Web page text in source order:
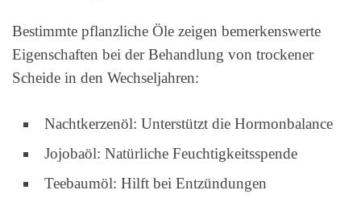
Bestimmte pflanzliche Öle zeigen bemerkenswerte
Eigenschaften bei der Behandlung von trockener
Scheide in den Wechseljahren:
Nachtkerzenöl: Unterstützt die Hormonbalance
Jojobaöl: Natürliche Feuchtigkeitsspende
Teebaumöl: Hilft bei Entzündungen